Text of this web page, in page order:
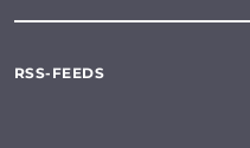
RSS-FEEDS